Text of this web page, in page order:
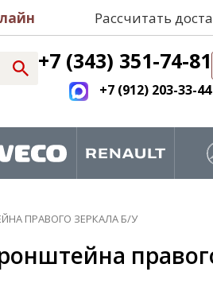
Рассчитать
+7 (343) 351-74-81
+7 (912) 203-33-44
ПРАВОГО ЗЕРКАЛА Б/У